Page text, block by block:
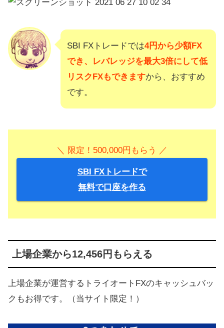
SBI FXトレードでは4円から少額FX
でき、レバレッジを最大3倍にして低
リスクFXもできますから、おすすめ
です。
＼ 限定！500,000円もらう ／
SBI FXトレードで
無料で口座を作る
上場企業から12,456円もらえる
上場企業が運営するトライオートFXのキャッシュバッ
クもお得です。（当サイト限定！）